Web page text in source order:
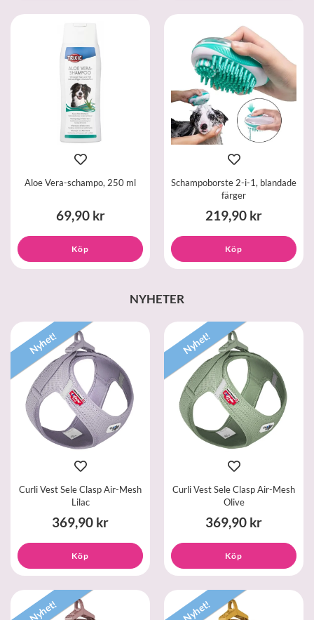
Aloe Vera-schampo, 250 ml
69,90 kr
Köp
Schampoborste 2-i-1, blandade
färger
219,90 kr
Köp
NYHETER
Nyhet!
Curli Vest Sele Clasp Air-Mesh
Lilac
369,90 kr
Köp
Nyhet!
Curli Vest Sele Clasp Air-Mesh
Olive
369,90 kr
Köp
Nyhet! Nyhet!